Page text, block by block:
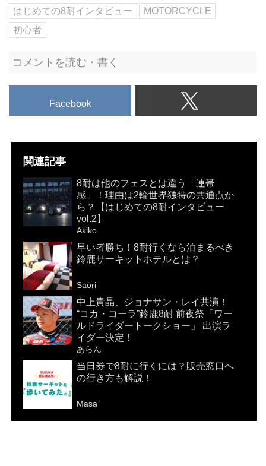
はじめての8耐インタビュー
MOTORCYCLE
初心者
コメントを読む・書く
Facebook
関連記事
8耐は他のフェスとは違う「連帯
感」！理由は2輪世界独特の共通点か
ら？【はじめての8耐インタビュー
vol.2】
Akiko
早い者勝ち！8耐行くなら泊まるべき
鈴鹿サーキットホテルとは？
Saori
中上貴晶、ジョナサン・レイ共演！
“コカ・コーラ”鈴鹿8耐 前夜祭「ワー
ルドライダートークショー」 出演ラ
イダー決定！
あらん
当日券で8耐に行くには？販売窓口へ
の行き方も解説！
Masa